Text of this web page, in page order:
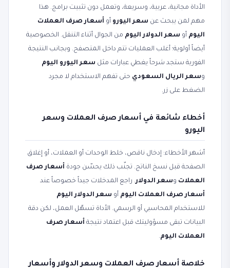
الأداة مجانية، عربية، وسريعة، وتعمل دون تثبيت برامج. هذا
مهم لمن يبحث عن سعر اليورو أو أسعار صرف العملات
اليوم أو سعر الدولار اليوم من الجوال أثناء التنقل. الخصوصية
أيضاً أولوية؛ أغلب العمليات تتم داخل المتصفح. وبجانب النتيجة
الفورية ستجد شرحاً يغطي عبارات مثل سعر اليورو اليوم
وسعر الريال السعودي حتى تفهم الاستخدام لا مجرد
الضغط على زر.
أخطاء شائعة في أسعار صرف العملات وسعر
اليورو
أشهر الأخطاء: إدخال ناقص، خلط الوحدات أو العملات، أو إغلاق
الصفحة قبل نسخ الناتج. تجنّب ذلك يحسّن جودة أسعار صرف
العملات وسعر الدولار. راجع المدخلات جيداً خصوصاً عند
أسعار صرف العملات اليوم أو سعر الدولار اليوم
للاستخدام المحاسبي أو الرسمي. الأداة تسهّل العمل، لكن دقة
البيانات تبقى مسؤوليتك قبل اعتماد نتيجة أسعار صرف
العملات اليوم.
خلاصة أسعار صرف العملات وسعر الدولار وأسعار